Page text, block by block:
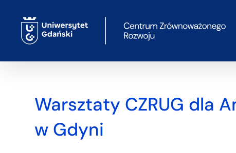
zawartości
Warsztaty CZRUG dla
w Gdyni